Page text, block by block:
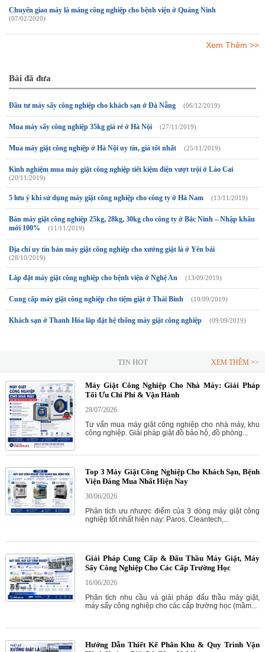
Chuyển giao máy là máng công nghiệp cho bệnh viện ở Quảng Ninh
(07/02/2020)
Xem Thêm >>
Bài đã đưa
Đầu tư máy sấy công nghiệp cho khách sạn ở Đà Nẵng (06/12/2019)
Mua máy sấy công nghiệp 35kg giá rẻ ở Hà Nội (27/11/2019)
Mua máy giặt công nghiệp ở Hà Nội uy tín, giá tốt nhất (25/11/2019)
Kinh nghiệm mua máy giặt công nghiệp tiết kiệm điện vượt trội ở Lào Cai
(20/11/2019)
5 lưu ý khi sử dụng máy giặt công nghiệp cho công ty ở Hà Nam (13/11/2019)
Bán máy giặt công nghiệp 25kg, 28kg, 30kg cho công ty ở Bắc Ninh – Nhập khẩu
mới 100%
(11/11/2019)
Địa chỉ uy tín bán máy giặt công nghiệp cho xưởng giặt là ở Yên bái
(28/10/2019)
Lắp đặt máy giặt công nghiệp cho bệnh viện ở Nghệ An (13/09/2019)
Cung cấp máy giặt công nghiệp cho tiệm giặt ở Thái Binh (10/09/2019)
Khách sạn ở Thanh Hóa lắp đặt hệ thống máy giặt công nghiệp (09/09/2019)
TIN HOT XEM THÊM >>
Máy Giặt Công Nghiệp Cho Nhà Máy: Giải Pháp
Tối Ưu Chi Phí & Vận Hành
28/07/2026
Tư vấn mua máy giặt công nghiệp cho nhà máy, khu
công nghiệp. Giải pháp giặt đồ bảo hộ, đồ phòng...
Top 3 Máy Giặt Công Nghiệp Cho Khách Sạn, Bệnh
Viện Đáng Mua Nhất Hiện Nay
30/06/2026
Phân tích ưu nhược điểm của 3 dòng máy giặt công
nghiệp tốt nhất hiện nay: Paros, Cleantech,...
Giải Pháp Cung Cấp & Đấu Thầu Máy Giặt, Máy
Sấy Công Nghiệp Cho Các Cấp Trường Học
16/06/2026
Phân tích nhu cầu và giải pháp đấu thầu máy giặt,
máy sấy công nghiệp cho các cấp trường học (mầm...
Hướng Dẫn Thiết Kế Phân Khu & Quy Trình Vận